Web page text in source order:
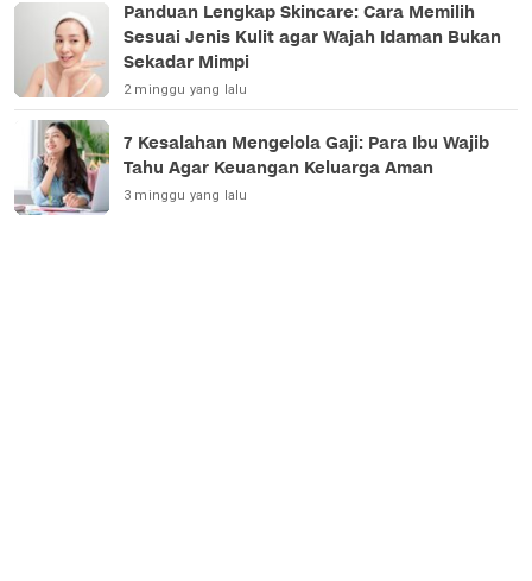
Panduan Lengkap Skincare: Cara Memilih
Sesuai Jenis Kulit agar Wajah Idaman Bukan
Sekadar Mimpi
2 minggu yang lalu
7 Kesalahan Mengelola Gaji: Para Ibu Wajib
Tahu Agar Keuangan Keluarga Aman
3 minggu yang lalu